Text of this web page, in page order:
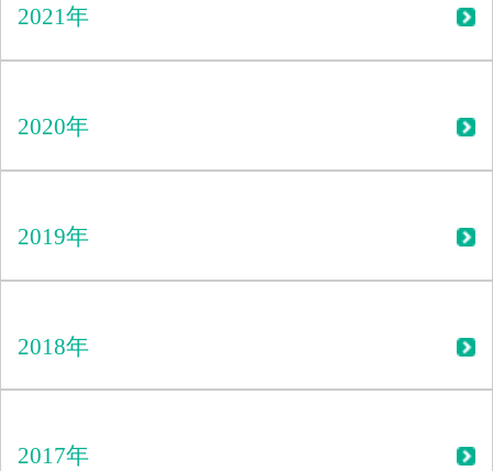
2021年
2020年
2019年
2018年
2017年